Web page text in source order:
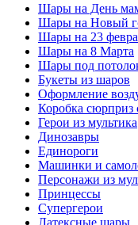
Шары на День
Шары на Новый
Шары на 23
Шары на 8 Марта
Шары под
Букеты из шаров
Оформление
Коробка сюрприз
Герои из мультика
Динозавры
Единороги
Машинки и
Персонажи из
Принцессы
Супергерои
Латексные шары